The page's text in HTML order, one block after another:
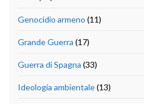
Genocidio armeno (11)
Grande Guerra (17)
Guerra di Spagna (33)
Ideologia ambientale(13)